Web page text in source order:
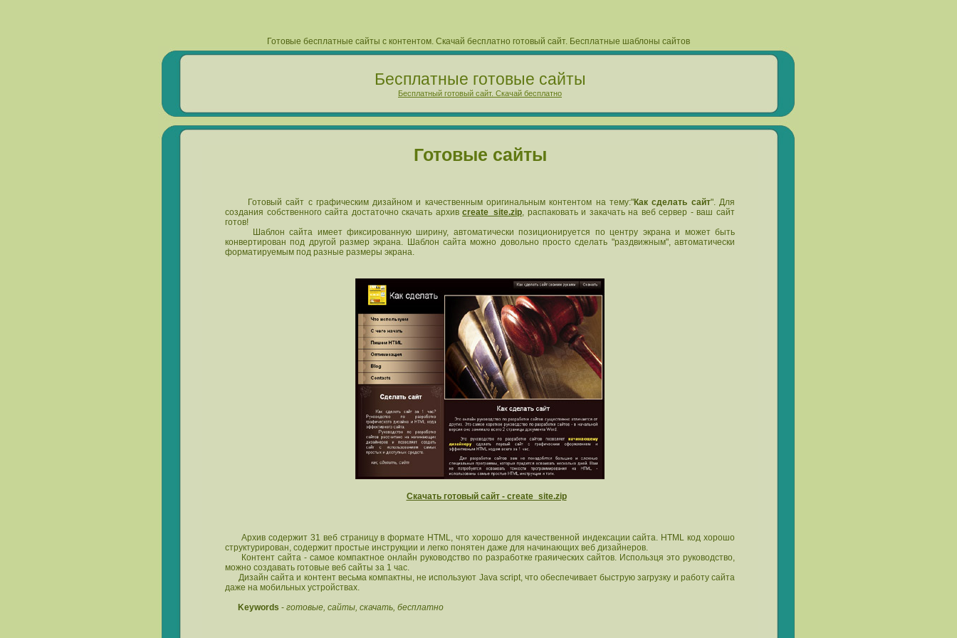
Готовые бесплатные сайты с контентом. Скачай бесплатно готовый сайт. Бесплатные шаблоны сайтов
Бесплатные готовые сайты
Бесплатный готовый сайт. Скачай бесплатно
Готовые сайты
Готовый сайт с графическим дизайном и качественным оригинальным контентом на тему:"Как сделать сайт". Для
создания собственного сайта достаточно скачать архивcreate_site.zip, распаковать и закачать на веб сервер - ваш сайт
готов!
Шаблон сайта имеет фиксированную ширину, автоматически позиционируется по центру экрана и может быть
конвертирован под другой размер экрана. Шаблон сайта можно довольно просто сделать "раздвижным", автоматически
форматируемым под разные размеры экрана.
Скачать готовый сайт - create_site.zip
Архив содержит 31 веб страницу в формате HTML, что хорошо для качественной индексации сайта. HTML код хорошо
структурирован, содержит простые инструкции и легко понятен даже для начинающих веб дизайнеров.
Контент сайта - самое компактное онлайн руководство по разработке граяических сайтов. Использця это руководство,
можно создавать готовые веб сайты за 1 час.
Дизайн сайта и контент весьма компактны, не используют Java script, что обеспечивает быструю загрузку и работу сайта
даже на мобильных устройствах.
Keywords - готовые, сайты, скачать, бесплатно